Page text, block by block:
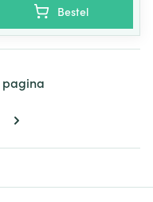
Bestel
pagina
pagina